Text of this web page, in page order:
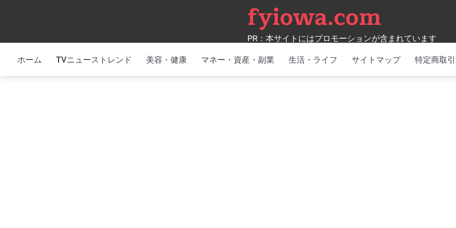
fyiowa.com
PR：本サイトにはプロモーションが含まれています
ホーム TVニューストレンド 美容・健康 マネー・資産・副業 生活・ライフ サイトマップ 特定商取